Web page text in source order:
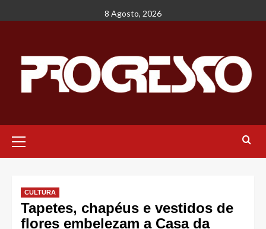
para
8 Agosto, 2026
principal
CULTURA
Tapetes, chapéus e vestidos de
flores embelezam a Casa da